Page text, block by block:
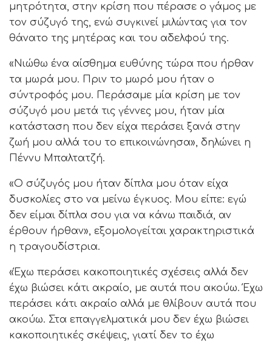
μητρότητα, στην κρίση που πέρασε ο γάμος με
τον σύζυγό της, ενώ συγκινεί μιλώντας για τον
θάνατο της μητέρας και του αδελφού της.
«Νιώθω ένα αίσθημα ευθύνης τώρα που ήρθαν
τα μωρά μου. Πριν το μωρό μου ήταν ο
σύντροφός μου. Περάσαμε μία κρίση με τον
σύζυγό μου μετά τις γέννες μου, ήταν μία
κατάσταση που δεν είχα περάσει ξανά στην
ζωή μου αλλά του το επικοινώνησα», δηλώνει η
Πέννυ Μπαλτατζή.
«Ο σύζυγός μου ήταν δίπλα μου όταν είχα
δυσκολίες στο να μείνω έγκυος. Μου είπε: εγώ
δεν είμαι δίπλα σου για να κάνω παιδιά, αν
έρθουν ήρθαν», εξομολογείται χαρακτηριστικά
η τραγουδίστρια.
«Έχω περάσει κακοποιητικές σχέσεις αλλά δεν
έχω βιώσει κάτι ακραίο, με αυτά που ακούω. Έχω
περάσει κάτι ακραίο αλλά με θλίβουν αυτά που
ακούω. Στα επαγγελματικά μου δεν έχω βιώσει
κακοποιητικές σκέψεις, γιατί δεν το έχω